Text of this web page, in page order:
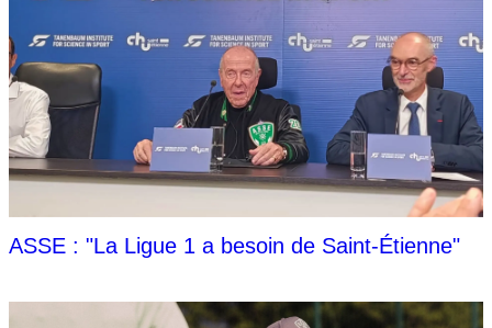
ASSE : "La Ligue 1 a besoin de Saint-Étienne"